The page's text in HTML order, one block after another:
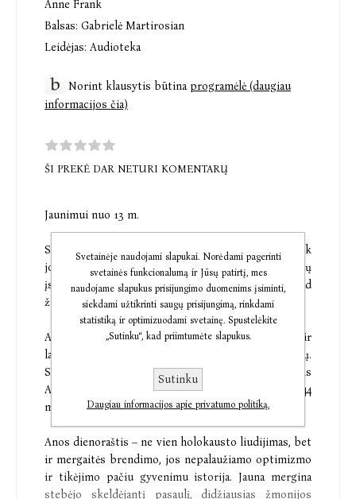
Anne Frank
Balsas: Gabrielė Martirosian
Leidėjas: Audioteka
Norint klausytis būtinaprogramėlė (daugiau
informacijos čia)
ŠI PREKĖ DAR NETURI KOMENTARŲ
Jaunimui nuo 13 m.
Stebuklas, kad dar neatsisakiau visų savo vilčių – juk
jos juokingos ir neįgyvendinamos. Laikausi jų
įsikibusi ir, nepaisydama jokių aplinkybių, tikiu, kad
žmogaus širdis iš prigimties gera.
Anos Frank dienoraštis – vienas iškalbingiausių ir
labiausiai jaudinančių holokausto liudijimų.
Slapstydamasi nuo nacių su šeima ir draugais
Amsterdame, Ana rašė dienoraštį nuo 1942 m. iki 1944
m.
Anos dienoraštis – ne vien holokausto liudijimas, bet
ir mergaitės brendimo, jos nepalaužiamo optimizmo
ir tikėjimo pačiu gyvenimu istorija. Jauna mergina
stebėjo skeldėjantį pasaulį, didžiausias žmonijos
Svetainėje naudojami slapukai. Norėdami pagerinti
svetainės funkcionalumą ir Jūsų patirtį, mes
naudojame slapukus prisijungimo duomenims įsiminti,
siekdami užtikrinti saugų prisijungimą, rinkdami
statistiką ir optimizuodami svetainę. Spustelėkite
„Sutinku“, kad priimtumėte slapukus.
Sutinku
Daugiau informacijos apie privatumo politiką.